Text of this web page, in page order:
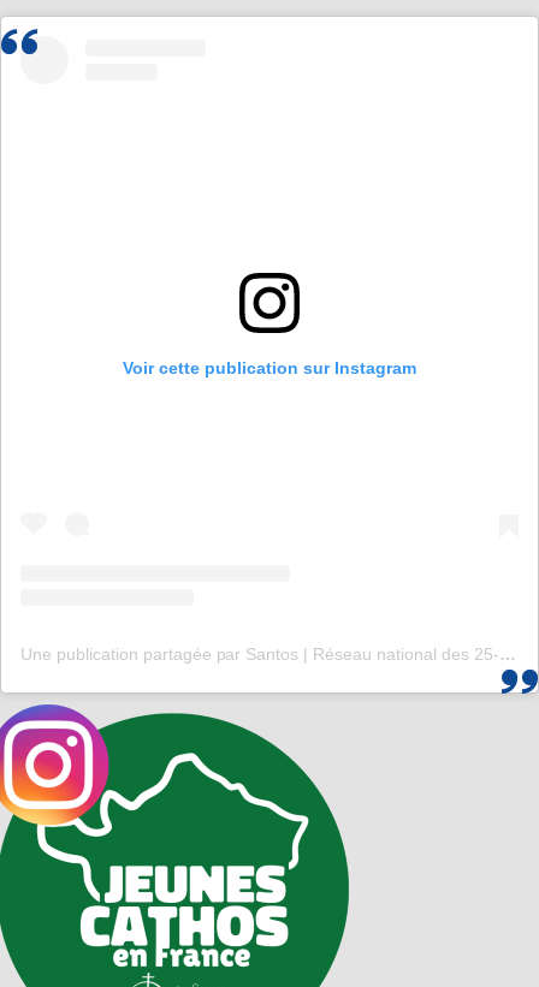
Voir cette publication sur Instagram
Une publication partagée par Santos | Réseau national des 25-35 (@santos_cef)